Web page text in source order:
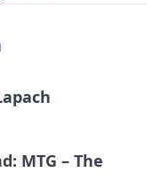
MTG – The